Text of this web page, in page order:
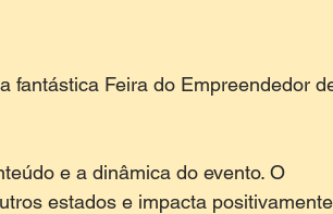
fantástica Feira do Empreendedor
e a dinâmica do evento. O
estados e impacta positivamente